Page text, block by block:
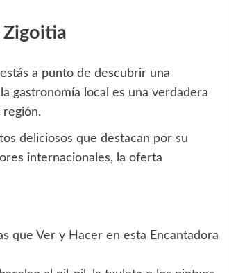
Zigoitia
a punto de descubrir una
gastronomía local es una verdadera
deliciosos que destacan por su
internacionales, la oferta
que Ver y Hacer en esta Encantadora